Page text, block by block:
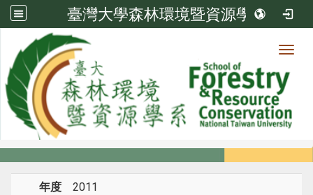
臺灣大學森林環境暨資源學系
系所成員
系所成員
年度 2011